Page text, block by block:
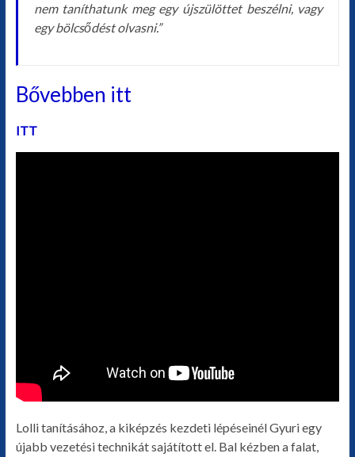
nem taníthatunk meg egy újszülöttet beszélni, vagy
egy bölcsődést olvasni.”
Bővebben itt
ITT
Lolli tanításához, a kiképzés kezdeti lépéseinél Gyuri egy
újabb vezetési technikát sajátított el. Bal kézben a falat,